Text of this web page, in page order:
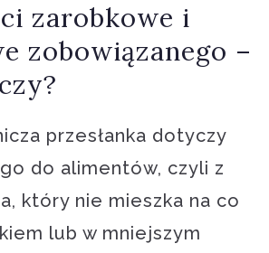
zarobkowe i
zobowiązanego –
przesłanka dotyczy
do alimentów, czyli z
który nie mieszka na co
lub w mniejszym